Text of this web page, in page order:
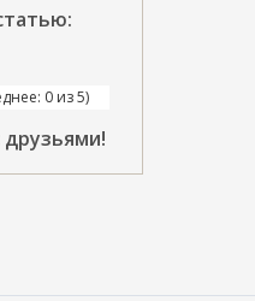
0 из 5)